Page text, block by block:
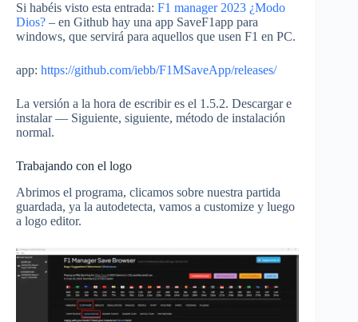
Si habéis visto esta entrada: F1 manager 2023 ¿Modo
Dios? – en Github hay una app SaveF1app para
windows, que servirá para aquellos que usen F1 en PC.
app: https://github.com/iebb/F1MSaveApp/releases/
La versión a la hora de escribir es el 1.5.2. Descargar e
instalar — Siguiente, siguiente, método de instalación
normal.
Trabajando con el logo
Abrimos el programa, clicamos sobre nuestra partida
guardada, ya la autodetecta, vamos a customize y luego
a logo editor.